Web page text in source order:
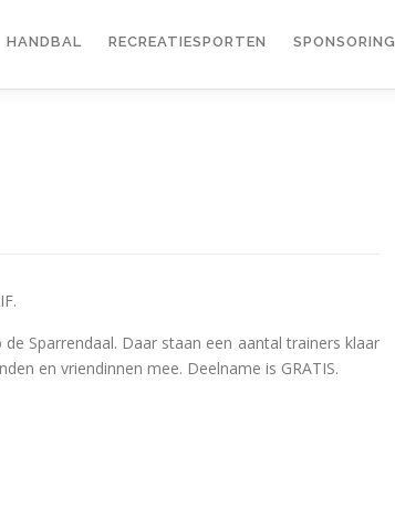
HANDBAL RECREATIESPORTEN SPONSORING
Sparrendaal. Daar staan een aantal trainers klaar
en vriendinnen mee. Deelname is GRATIS.